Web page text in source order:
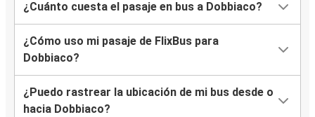
¿Cuánto cuesta el pasaje en bus a Dobbiaco?
¿Cómo uso mi pasaje de FlixBus para
Dobbiaco?
¿Puedo rastrear la ubicación de mi bus desde o
hacia Dobbiaco?